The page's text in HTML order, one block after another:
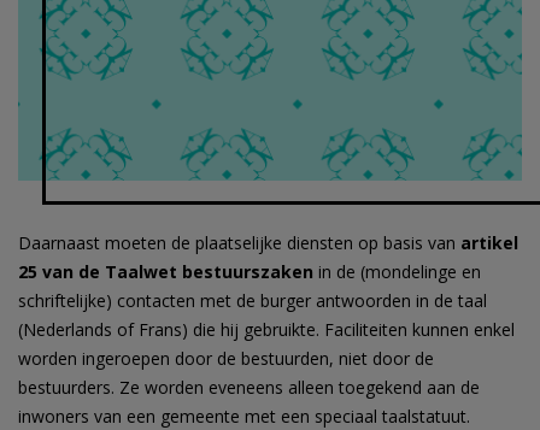
Daarnaast moeten de plaatselijke diensten op basis van artikel
25 van de Taalwet bestuurszaken in de (mondelinge en
schriftelijke) contacten met de burger antwoorden in de taal
(Nederlands of Frans) die hij gebruikte. Faciliteiten kunnen enkel
worden ingeroepen door de bestuurden, niet door de
bestuurders. Ze worden eveneens alleen toegekend aan de
inwoners van een gemeente met een speciaal taalstatuut.